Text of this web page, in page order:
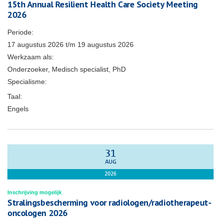
15th Annual Resilient Health Care Society Meeting
2026
Periode:
17 augustus 2026 t/m 19 augustus 2026
Werkzaam als:
Onderzoeker, Medisch specialist, PhD
Specialisme:
Taal:
Engels
31
AUG
2026
Inschrijving mogelijk
Stralingsbescherming voor radiologen/radiotherapeut-
oncologen 2026